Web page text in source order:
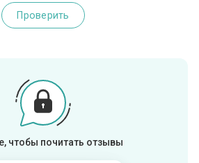
Проверить
чтобы почитать отзывы